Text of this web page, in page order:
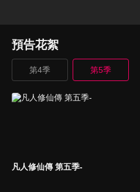
預告花絮
第4季 第5季
凡人修仙傳 第五季-